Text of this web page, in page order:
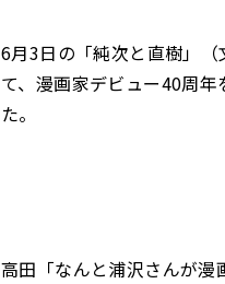
6月3日の「純次と直樹」
て、漫画家デビュー40周
た。
高田「なんと浦沢さんが漫